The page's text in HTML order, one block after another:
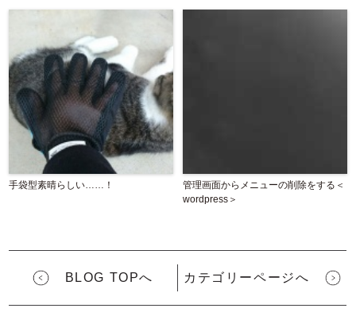
手袋型素晴らしい……！
管理画面からメニューの削除をする＜
wordpress＞
BLOG TOPへ カテゴリーページへ